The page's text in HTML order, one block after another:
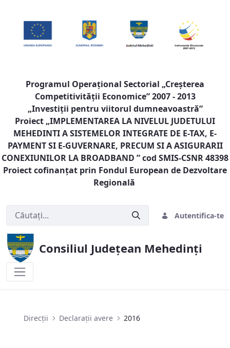
Programul Operaţional Sectorial „Creşterea
Competitivităţii Economice” 2007 - 2013
„Investiţii pentru viitorul dumneavoastră”
Proiect „IMPLEMENTAREA LA NIVELUL JUDETULUI
MEHEDINTI A SISTEMELOR INTEGRATE DE E-TAX, E-
PAYMENT SI E-GUVERNARE, PRECUM SI A ASIGURARII
CONEXIUNILOR LA BROADBAND ” cod SMIS-CSNR 48398
Proiect cofinanţat prin Fondul European de Dezvoltare
Regională
Autentifica-te
Consiliul Județean Mehedinți
Direcții Declarații avere 2016